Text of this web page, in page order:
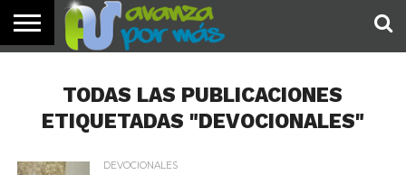
DE HOY
NOSOTROS
TODAS LAS PUBLICACIONES
ETIQUETADAS "DEVOCIONALES"
DEVOCIONALES